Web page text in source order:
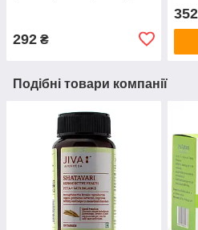
292 ₴
352
Подібні товари компанії